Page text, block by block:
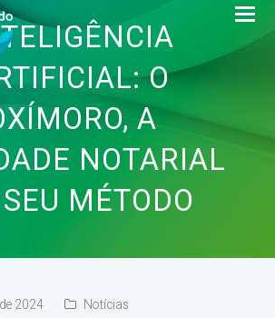
O
A
NOTARIAL
MÉTODO
2024 Notícias